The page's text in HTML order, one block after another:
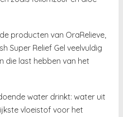
producten van OraRelieve,
Super Relief Gel veelvuldig
die last hebben van het
water drinkt: water uit
vloeistof voor het